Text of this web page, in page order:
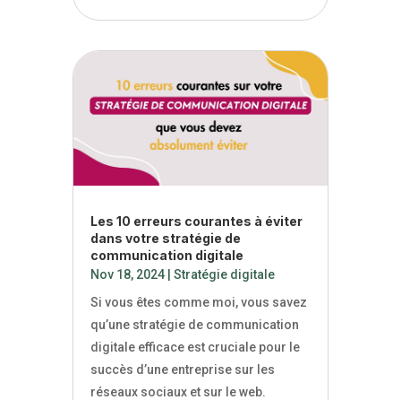
Les 10 erreurs courantes à éviter
dans votre stratégie de
communication digitale
Nov 18, 2024| Stratégie digitale
Si vous êtes comme moi, vous savez
qu’une stratégie de communication
digitale efficace est cruciale pour le
succès d’une entreprise sur les
réseaux sociaux et sur le web.